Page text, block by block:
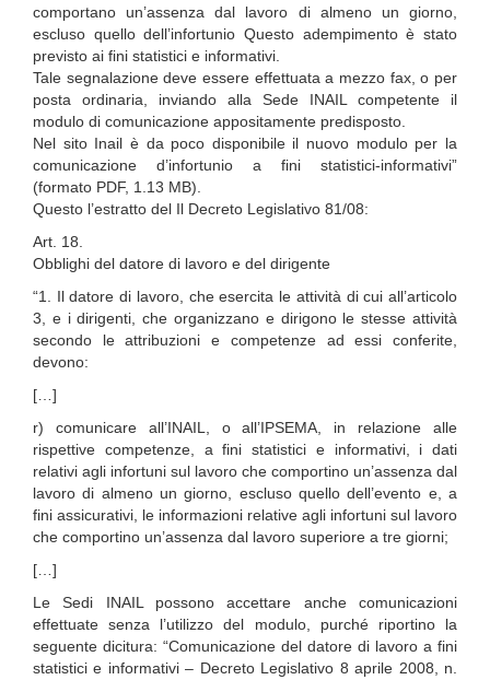
comportano un’assenza dal lavoro di almeno un giorno,
escluso quello dell’infortunio Questo adempimento è stato
previsto ai fini statistici e informativi.
Tale segnalazione deve essere effettuata a mezzo fax, o per
posta ordinaria, inviando alla Sede INAIL competente il
modulo di comunicazione appositamente predisposto.
Nel sito Inail è da poco disponibile il nuovo modulo per la
comunicazione d’infortunio a fini statistici-informativi”
(formato PDF, 1.13 MB).
Questo l’estratto del Il Decreto Legislativo 81/08:
Art. 18.
Obblighi del datore di lavoro e del dirigente
“1. Il datore di lavoro, che esercita le attività di cui all’articolo
3, e i dirigenti, che organizzano e dirigono le stesse attività
secondo le attribuzioni e competenze ad essi conferite,
devono:
[…]
r) comunicare all’INAIL, o all’IPSEMA, in relazione alle
rispettive competenze, a fini statistici e informativi, i dati
relativi agli infortuni sul lavoro che comportino un’assenza dal
lavoro di almeno un giorno, escluso quello dell’evento e, a
fini assicurativi, le informazioni relative agli infortuni sul lavoro
che comportino un’assenza dal lavoro superiore a tre giorni;
[…]
Le Sedi INAIL possono accettare anche comunicazioni
effettuate senza l’utilizzo del modulo, purché riportino la
seguente dicitura: “Comunicazione del datore di lavoro a fini
statistici e informativi – Decreto Legislativo 8 aprile 2008, n.